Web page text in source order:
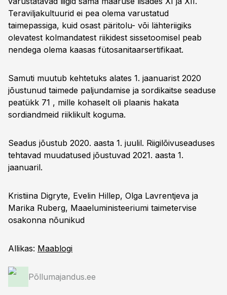
Teraviljakultuurid ei pea olema varustatud
taimepassiga, kuid osast päritolu- või lähteriigiks
olevatest kolmandatest riikidest sissetoomisel peab
nendega olema kaasas fütosanitaarsertifikaat.
Samuti muutub kehtetuks alates 1. jaanuarist 2020
jõustunud taimede paljundamise ja sordikaitse seaduse
peatükk 71 , mille kohaselt oli plaanis hakata
sordiandmeid riiklikult koguma.
Seadus jõustub 2020. aasta 1. juulil. Riigilõivuseaduses
tehtavad muudatused jõustuvad 2021. aasta 1.
jaanuaril.
Kristiina Digryte, Evelin Hillep, Olga Lavrentjeva ja
Marika Ruberg, Maaeluministeeriumi taimetervise
osakonna nõunikud
Allikas: Maablogi
Põllumajandus.ee